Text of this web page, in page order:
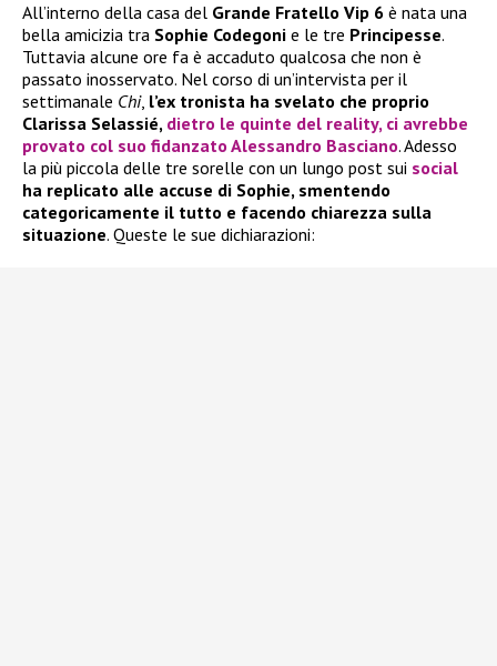
All’interno della casa del Grande Fratello Vip 6 è nata una
bella amicizia tra Sophie Codegoni e le tre Principesse.
Tuttavia alcune ore fa è accaduto qualcosa che non è
passato inosservato. Nel corso di un’intervista per il
settimanale Chi, l’ex tronista ha svelato che proprio
Clarissa Selassié, dietro le quinte del reality, ci avrebbe
provato col suo fidanzato Alessandro Basciano. Adesso
la più piccola delle tre sorelle con un lungo post sui social
ha replicato alle accuse di Sophie, smentendo
categoricamente il tutto e facendo chiarezza sulla
situazione. Queste le sue dichiarazioni: